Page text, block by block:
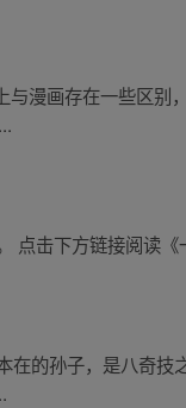
漫画存在一些区别
击下方链接阅读《
的孙子，是八奇